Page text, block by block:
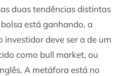
duas tendências distintas
está ganhando, a
deve ser a de um
como bull market, ou
A metáfora está no